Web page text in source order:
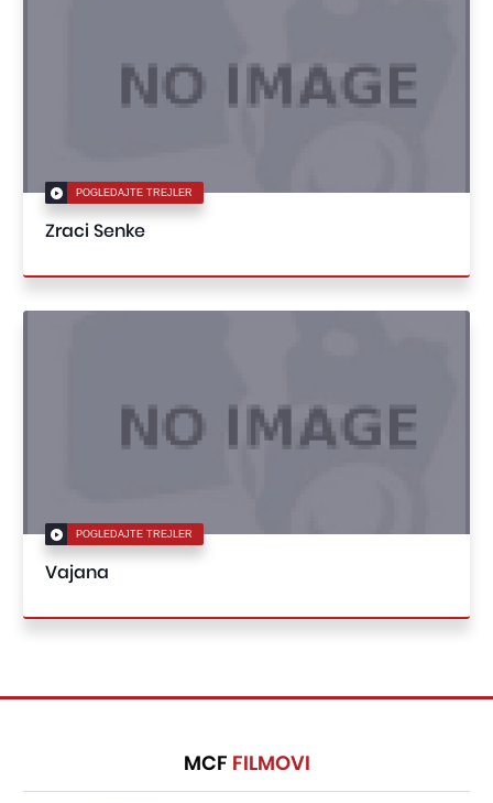
POGLEDAJTE TREJLER
Zraci Senke
POGLEDAJTE TREJLER
Vajana
MCF FILMOVI